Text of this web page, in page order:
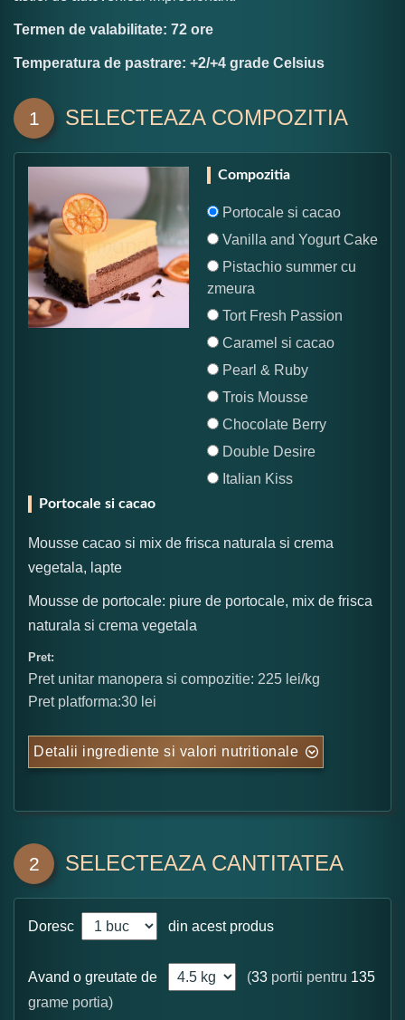
Termen de valabilitate: 72 ore
Temperatura de pastrare: +2/+4 grade Celsius
1 SELECTEAZA COMPOZITIA
Compozitia
Portocale si cacao
Vanilla and Yogurt Cake
Pistachio summer cu
zmeura
Tort Fresh Passion
Caramel si cacao
Pearl & Ruby
Trois Mousse
Chocolate Berry
Double Desire
Italian Kiss
Portocale si cacao
Mousse cacao si mix de frisca naturala si crema
vegetala, lapte
Mousse de portocale: piure de portocale, mix de frisca
naturala si crema vegetala
Pret:
Pret unitar manopera si compozitie: 225 lei/kg
Pret platforma:30 lei
Detalii ingrediente si valori nutritionale
2 SELECTEAZA CANTITATEA
Doresc din acest produs
Avand o greutate de (33 portii pentru 135
grame portia)